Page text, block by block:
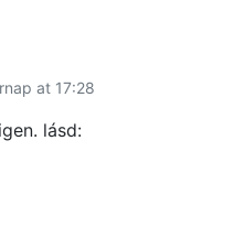
at 17:28
lásd: